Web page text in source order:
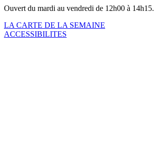
Ouvert du mardi au vendredi de 12h00 à 14h15.
LA CARTE DE LA SEMAINE
ACCESSIBILITES